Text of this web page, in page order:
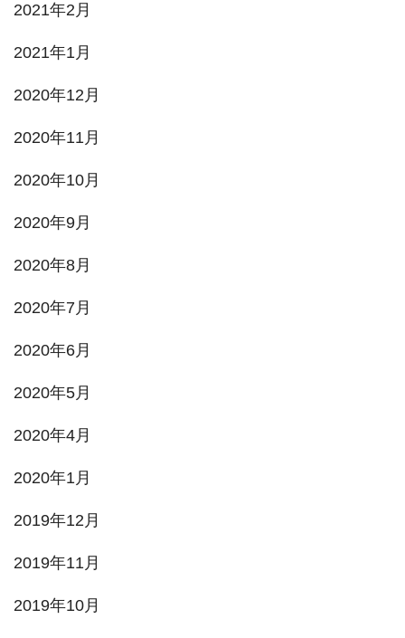
2021年2月
2021年1月
2020年12月
2020年11月
2020年10月
2020年9月
2020年8月
2020年7月
2020年6月
2020年5月
2020年4月
2020年1月
2019年12月
2019年11月
2019年10月